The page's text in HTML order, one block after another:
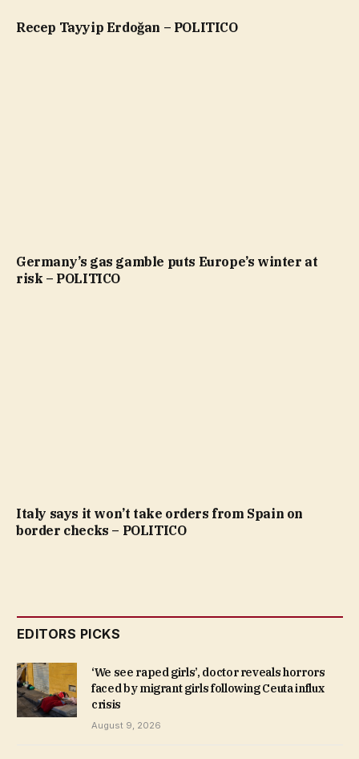
Recep Tayyip Erdoğan – POLITICO
Germany’s gas gamble puts Europe’s winter at
risk – POLITICO
Italy says it won’t take orders from Spain on
border checks – POLITICO
EDITORS PICKS
‘We see raped girls’, doctor reveals horrors
faced by migrant girls following Ceuta influx
crisis
August 9, 2026